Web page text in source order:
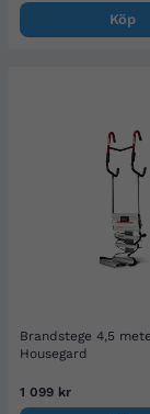
Köp
Brandstege 4,5
Housegard
1 099 kr